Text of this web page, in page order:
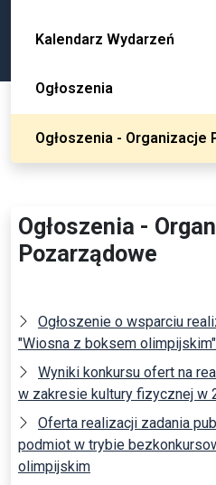
Kalendarz Wydarzeń
Ogłoszenia
Ogłoszenia - Organizacje
Ogłoszenia -
Pozarządowe
Ogłoszenie o wsparciu
"Wiosna z boksem olimpijskim"
Wyniki konkursu ofert na
w zakresie kultury fizycznej w
Oferta realizacji zadania
podmiot w trybie
olimpijskim